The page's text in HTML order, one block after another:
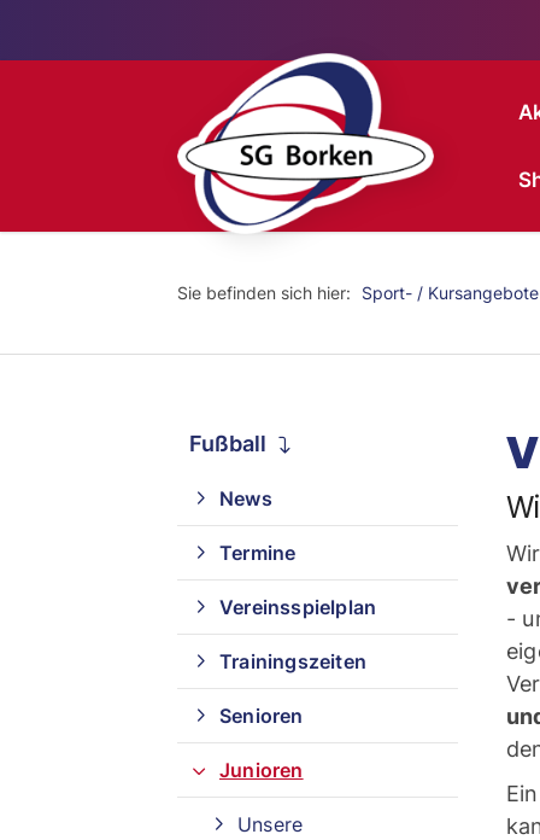
Sie befinden sich hier: Sport- / Kursangebote
-
Fußball
News
Termine
Vereinsspielplan
Trainingszeiten
Senioren
Junioren
Unsere